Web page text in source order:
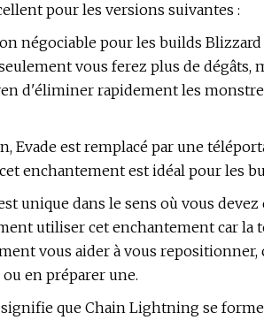
pour les versions suivantes :
négociable pour les builds Blizzard
vous ferez plus de dégâts,
d'éliminer rapidement les
Evade est remplacé par une
enchantement est idéal pour les
unique dans le sens où vous devez
utiliser cet enchantement car la
vous aider à vous repositionner,
en préparer une.
que Chain Lightning se